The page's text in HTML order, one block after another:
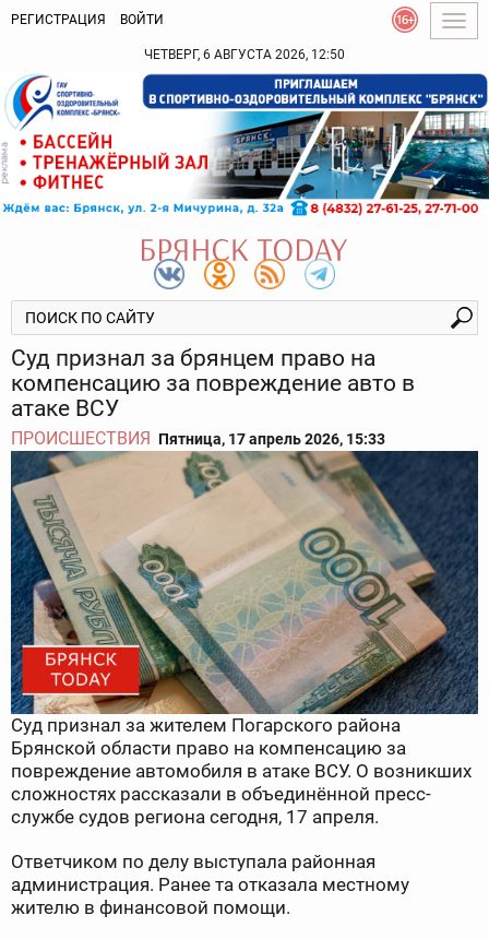
РЕГИСТРАЦИЯ ВОЙТИ
ЧЕТВЕРГ, 6 АВГУСТА 2026, 12:50
Суд признал за брянцем право на
компенсацию за повреждение авто в
атаке ВСУ
ПРОИСШЕСТВИЯ Пятница, 17 апрель 2026, 15:33
Суд признал за жителем Погарского района
Брянской области право на компенсацию за
повреждение автомобиля в атаке ВСУ. О возникших
сложностях рассказали в объединённой пресс-
службе судов региона сегодня, 17 апреля.
Ответчиком по делу выступала районная
администрация. Ранее та отказала местному
жителю в финансовой помощи.